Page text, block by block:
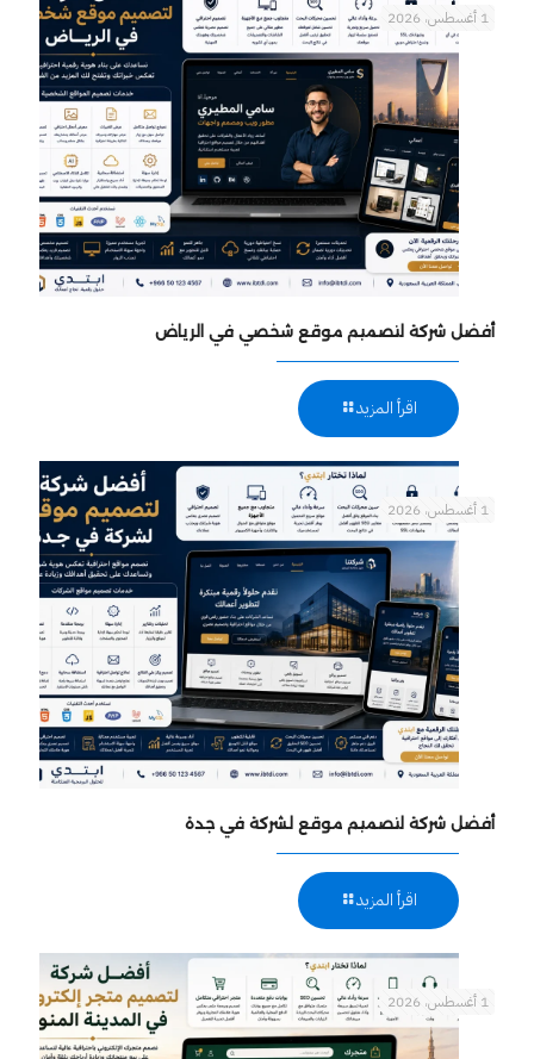
1 أغسطس، 2026
أفضل شركة لتصميم موقع شخصي في الرياض
اقرأ المزيد
1 أغسطس، 2026
أفضل شركة لتصميم موقع لشركة في جدة
اقرأ المزيد
1 أغسطس، 2026